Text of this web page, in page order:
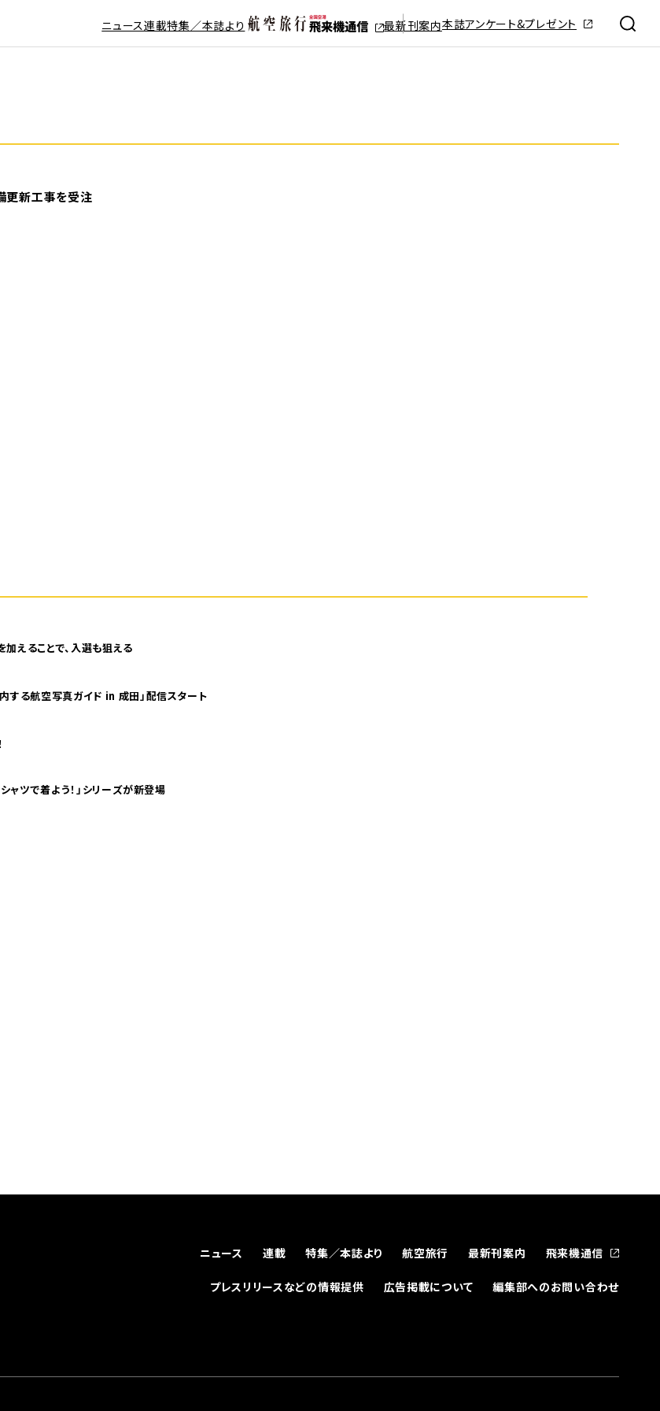
ニュース連載特集／本誌より 最新刊案内本誌アンケート&プレゼント
更新工事を受注
えることで、入選も狙える
する航空写真ガイド in 成田」配信スタート
pTaに「 世界の空港をTシャツで着よう！」シリーズが新登場
ニュース 連載 特集／本誌より 航空旅行 最新刊案内 飛来機通信
プレスリリースなどの情報提供 広告掲載について 編集部へのお問い合わせ